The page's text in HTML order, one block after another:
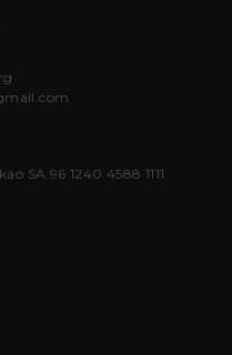
SA 96 1240 4588 1111